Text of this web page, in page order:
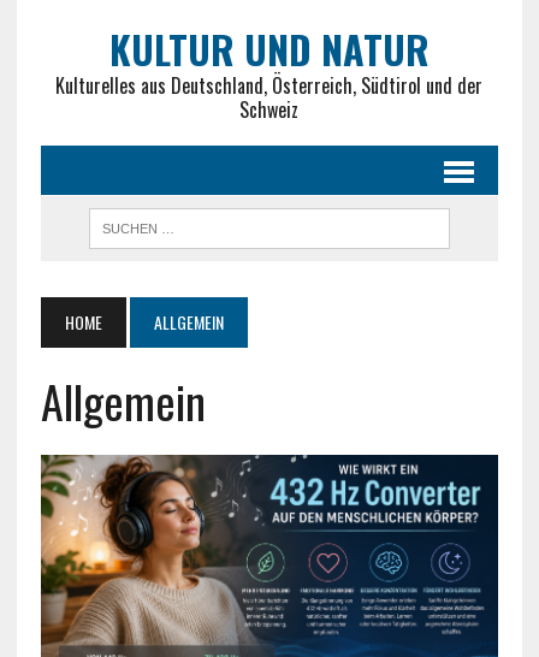
KULTUR UND NATUR
Kulturelles aus Deutschland, Österreich, Südtirol und der
Schweiz
HOME ALLGEMEIN
Allgemein